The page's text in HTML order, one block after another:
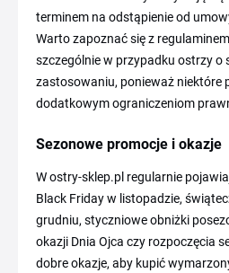
terminem na odstąpienie od
Warto zapoznać się z
szczególnie w przypadku ostrzy o
zastosowaniu, ponieważ niektóre
dodatkowym ograniczeniom
Sezonowe promocje i okazje
W ostry-sklep.pl regularnie
Black Friday w listopadzie,
grudniu, styczniowe obniżki
okazji Dnia Ojca czy rozpoczęcia
dobre okazje, aby kupić